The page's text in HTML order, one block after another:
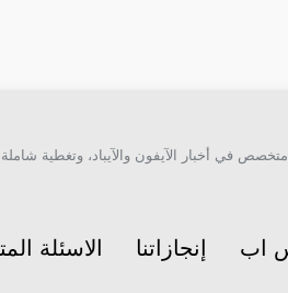
في أخبار الآيفون والآيباد، وتغطية شاملة
اب إنجازاتنا الاسئلة